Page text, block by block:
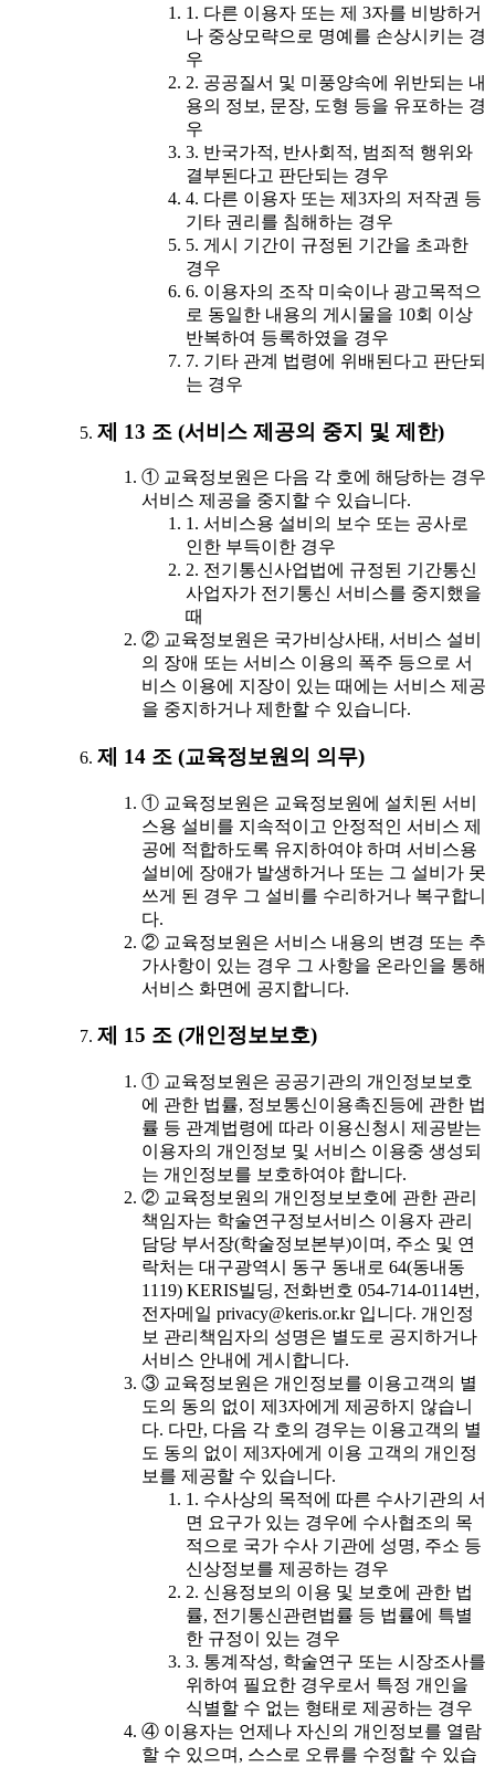
1. 다른 이용자 또는 제 3자를 비방하거
나 중상모략으로 명예를 손상시키는 경
우
2. 공공질서 및 미풍양속에 위반되는 내
용의 정보, 문장, 도형 등을 유포하는 경
우
3. 반국가적, 반사회적, 범죄적 행위와
결부된다고 판단되는 경우
4. 다른 이용자 또는 제3자의 저작권 등
기타 권리를 침해하는 경우
5. 게시 기간이 규정된 기간을 초과한
경우
6. 이용자의 조작 미숙이나 광고목적으
로 동일한 내용의 게시물을 10회 이상
반복하여 등록하였을 경우
7. 기타 관계 법령에 위배된다고 판단되
는 경우
제 13 조 (서비스 제공의 중지 및 제한)
① 교육정보원은 다음 각 호에 해당하는 경우
서비스 제공을 중지할 수 있습니다.
1. 서비스용 설비의 보수 또는 공사로
인한 부득이한 경우
2. 전기통신사업법에 규정된 기간통신
사업자가 전기통신 서비스를 중지했을
때
② 교육정보원은 국가비상사태, 서비스 설비
의 장애 또는 서비스 이용의 폭주 등으로 서
비스 이용에 지장이 있는 때에는 서비스 제공
을 중지하거나 제한할 수 있습니다.
제 14 조 (교육정보원의 의무)
① 교육정보원은 교육정보원에 설치된 서비
스용 설비를 지속적이고 안정적인 서비스 제
공에 적합하도록 유지하여야 하며 서비스용
설비에 장애가 발생하거나 또는 그 설비가 못
쓰게 된 경우 그 설비를 수리하거나 복구합니
다.
② 교육정보원은 서비스 내용의 변경 또는 추
가사항이 있는 경우 그 사항을 온라인을 통해
서비스 화면에 공지합니다.
제 15 조 (개인정보보호)
① 교육정보원은 공공기관의 개인정보보호
에 관한 법률, 정보통신이용촉진등에 관한 법
률 등 관계법령에 따라 이용신청시 제공받는
이용자의 개인정보 및 서비스 이용중 생성되
는 개인정보를 보호하여야 합니다.
② 교육정보원의 개인정보보호에 관한 관리
책임자는 학술연구정보서비스 이용자 관리
담당 부서장(학술정보본부)이며, 주소 및 연
락처는 대구광역시 동구 동내로 64(동내동
1119) KERIS빌딩, 전화번호 054-714-0114번,
전자메일 privacy@keris.or.kr 입니다. 개인정
보 관리책임자의 성명은 별도로 공지하거나
서비스 안내에 게시합니다.
③ 교육정보원은 개인정보를 이용고객의 별
도의 동의 없이 제3자에게 제공하지 않습니
다. 다만, 다음 각 호의 경우는 이용고객의 별
도 동의 없이 제3자에게 이용 고객의 개인정
보를 제공할 수 있습니다.
1. 수사상의 목적에 따른 수사기관의 서
면 요구가 있는 경우에 수사협조의 목
적으로 국가 수사 기관에 성명, 주소 등
신상정보를 제공하는 경우
2. 신용정보의 이용 및 보호에 관한 법
률, 전기통신관련법률 등 법률에 특별
한 규정이 있는 경우
3. 통계작성, 학술연구 또는 시장조사를
위하여 필요한 경우로서 특정 개인을
식별할 수 없는 형태로 제공하는 경우
④ 이용자는 언제나 자신의 개인정보를 열람
할 수 있으며, 스스로 오류를 수정할 수 있습